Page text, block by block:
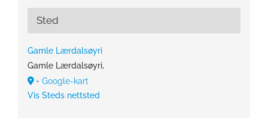
Sted
Gamle Lærdalsøyri
Gamle Lærdalsøyri,
+ Google-kart
Vis Steds nettsted